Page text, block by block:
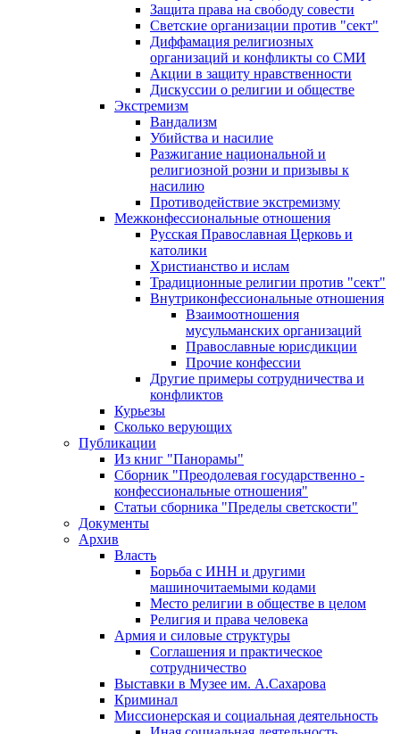
Защита права на свободу совести
Светские организации против "сект"
Диффамация религиозных
организаций и конфликты со СМИ
Акции в защиту нравственности
Дискуссии о религии и обществе
Экстремизм
Вандализм
Убийства и насилие
Разжигание национальной и
религиозной розни и призывы к
насилию
Противодействие экстремизму
Межконфессиональные отношения
Русская Православная Церковь и
католики
Христианство и ислам
Традиционные религии против "сект"
Внутриконфессиональные отношения
Взаимоотношения
мусульманских организаций
Православные юрисдикции
Прочие конфессии
Другие примеры сотрудничества и
конфликтов
Курьезы
Сколько верующих
Публикации
Из книг "Панорамы"
Сборник "Преодолевая государственно -
конфессиональные отношения"
Статьи сборника "Пределы светскости"
Документы
Архив
Власть
Борьба с ИНН и другими
машиночитаемыми кодами
Место религии в обществе в целом
Религия и права человека
Армия и силовые структуры
Соглашения и практическое
сотрудничество
Выставки в Музее им. А.Сахарова
Криминал
Миссионерская и социальная деятельность